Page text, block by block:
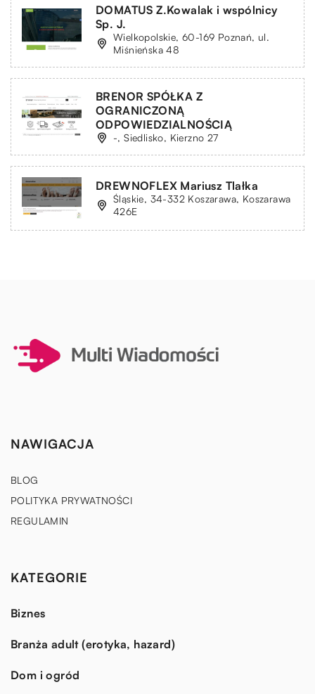
DOMATUS Z.Kowalak i wspólnicy
Sp. J.
Wielkopolskie, 60-169 Poznań, ul.
Miśnieńska 48
BRENOR SPÓŁKA Z
OGRANICZONĄ
ODPOWIEDZIALNOŚCIĄ
-, Siedlisko, Kierzno 27
DREWNOFLEX Mariusz Tlałka
Śląskie, 34-332 Koszarawa, Koszarawa
426E
NAWIGACJA
BLOG
POLITYKA PRYWATNOŚCI
REGULAMIN
KATEGORIE
Biznes
Branża adult (erotyka, hazard)
Dom i ogród